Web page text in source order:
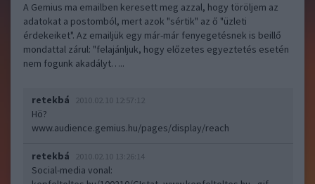
A Gemius ma emailben keresett meg azzal, hogy töröljem az
adatokat a postomból, mert azok "sértik" az ő "üzleti
érdekeiket". Az emailjük egy már-már fenyegetésnek is beillő
mondattal zárul: "felajánljuk, hogy előzetes egyeztetés esetén
nem fogunk akadályt…..
retekbá 2010.02.10 12:57:12
Hö?
www.audience.gemius.hu/pages/display/reach
retekbá 2010.02.10 13:26:14
Social-media vonal: